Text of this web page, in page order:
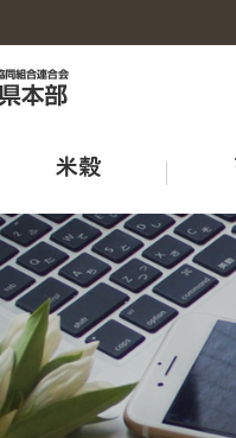
業所一覧
内
スについて
ステムＴＯＲＥＪＡ